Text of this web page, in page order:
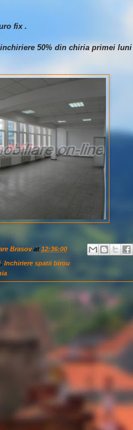
fix .
50% din chiria primei luni
Brasov at 12:36:00
, Inchiriere spatii birou